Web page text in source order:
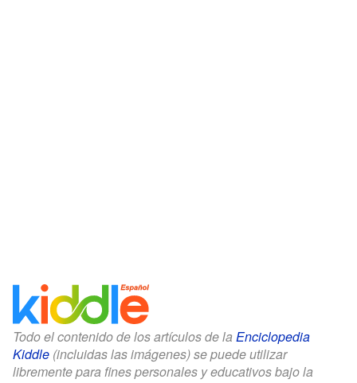
Todo el contenido de los artículos de la Enciclopedia
Kiddle (incluidas las imágenes) se puede utilizar
libremente para fines personales y educativos bajo la